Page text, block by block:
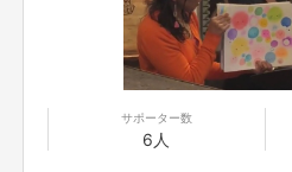
サポーター数
6人